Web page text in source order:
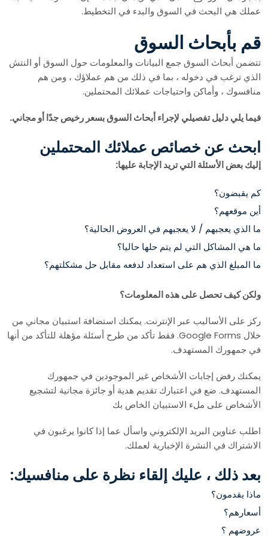
عملك هي البحث في السوق والبدء في التخطيط.
قم بأبحاث السوق
تتضمن أبحاث السوق جمع البيانات والمعلومات حول السوق أو النتش
الذي ترغب في دخوله ، بما في ذلك من هم عملاؤك ، ومن هم
منافسوك ، وأماكن واحتياجات عملائك المحتملين.
فيما يلي دليل تفصيلي لإجراء أبحاث السوق بسعر رخيص جدًا أو مجاني.
ابحث عن خصائص عملائك المحتملين
إليك بعض الأسئلة التي تريد الإجابة عليها:
كم يقبضون؟
أين موقعهم؟
ما الذي يعجبهم / لا يعجبهم في العروض الحالية؟
ما هي المشاكل التي لم يتم حلها حاليا؟
ما المبلغ الذي هم على استعداد لدفعه مقابل حل مشكلتهم؟
ولكن كيف تحصل على هذه المعلومات؟
ركز على الأساليب عبر الإنترنت. يمكنك استضافة استبيان مجاني من
خلال Google Forms. فقط تأكد من طرح أسئلة مؤهلة للتأكد من أنها
في جمهورك المستهدف.
يمكنك رفض إجابات الأشخاص غير الموجودين في جمهورك
المستهدف. ضع في اعتبارك تقديم هدية أو جائزة مجانية لتشجيع
الأشخاص على ملء الاستبيان الخاص بك
اطلب عناوين البريد الإلكتروني واسأل عما إذا كانوا يرغبون في
الاشتراك في النشرة الإخبارية لعملك.
بعد ذلك ، عليك إلقاء نظرة على منافسيك:
ماذا يقدمون؟
أسعارهم؟
عروضهم ؟